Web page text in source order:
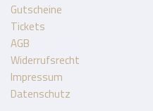
Gutscheine
Tickets
AGB
Widerrufsrecht
Impressum
Datenschutz